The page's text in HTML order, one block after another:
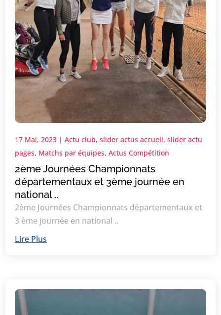
2ème Journées Championnats
départementaux et 3ème journée en
national ..
17 Mai, 2023 |Actu club,slider actus accueil,slider actu
pages, Matchs par équipes,Actus Compétition
2ème Journées Championnats départementaux et
3 ème journée en national ..
Lire Plus